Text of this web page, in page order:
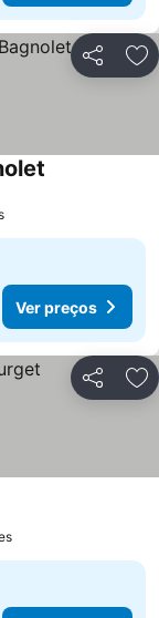
Partilhar
Ver preços
Partilhar